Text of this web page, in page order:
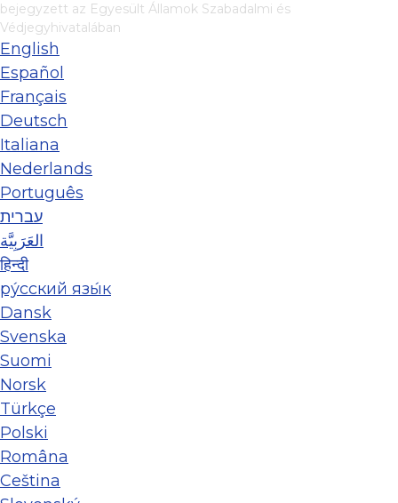
bejegyzett az Egyesült Államok Szabadalmi és
Védjegyhivatalában
English
Español
Français
Deutsch
Italiana
Nederlands
Português
עברית
العَرَبِيَّة
हिन्दी
ру́сский язы́к
Dansk
Svenska
Suomi
Norsk
Türkçe
Polski
Româna
Ceština